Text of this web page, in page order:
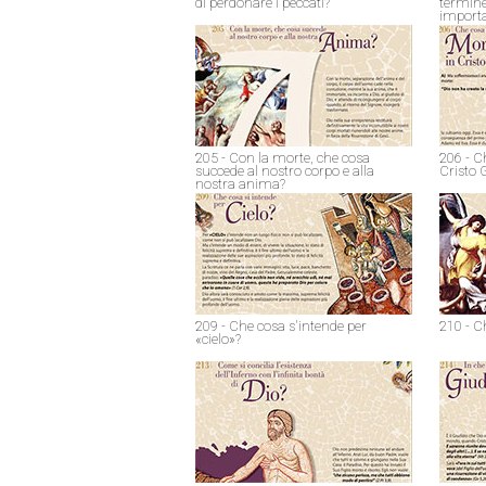
205 - Con la morte, che cosa
succede al nostro corpo e alla
nostra anima?
206 -
Cristo
209 - Che cosa s'intende per
«cielo»?
210 -